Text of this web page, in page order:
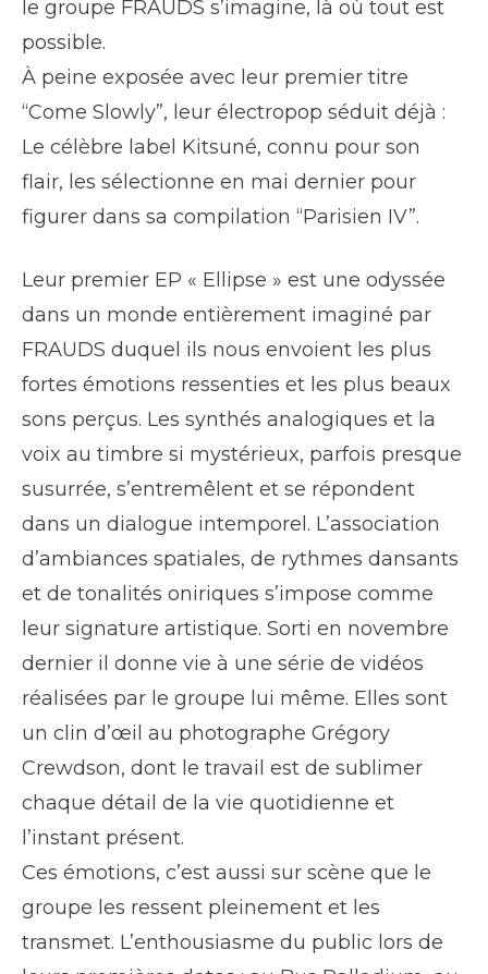
le groupe FRAUDS s’imagine, là où tout est
possible.
À peine exposée avec leur premier titre
“Come Slowly”, leur électropop séduit déjà :
Le célèbre label Kitsuné, connu pour son
flair, les sélectionne en mai dernier pour
figurer dans sa compilation “Parisien IV”.
Leur premier EP « Ellipse » est une odyssée
dans un monde entièrement imaginé par
FRAUDS duquel ils nous envoient les plus
fortes émotions ressenties et les plus beaux
sons perçus. Les synthés analogiques et la
voix au timbre si mystérieux, parfois presque
susurrée, s’entremêlent et se répondent
dans un dialogue intemporel. L’association
d’ambiances spatiales, de rythmes dansants
et de tonalités oniriques s’impose comme
leur signature artistique. Sorti en novembre
dernier il donne vie à une série de vidéos
réalisées par le groupe lui même. Elles sont
un clin d’œil au photographe Grégory
Crewdson, dont le travail est de sublimer
chaque détail de la vie quotidienne et
l’instant présent.
Ces émotions, c’est aussi sur scène que le
groupe les ressent pleinement et les
transmet. L’enthousiasme du public lors de